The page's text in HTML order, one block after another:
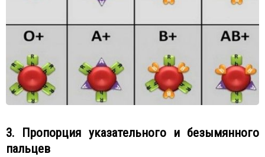
3. Пропорция указательного и безымянного
пальцев